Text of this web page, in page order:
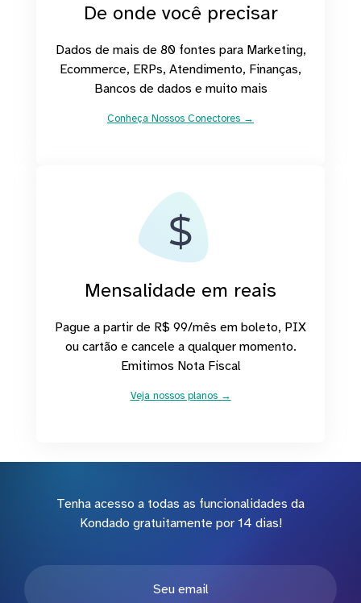
De onde você precisar
Dados de mais de 80 fontes para Marketing,
Ecommerce, ERPs, Atendimento, Finanças,
Bancos de dados e muito mais
Conheça Nossos Conectores →
Mensalidade em reais
Pague a partir de R$ 99/mês em boleto, PIX
ou cartão e cancele a qualquer momento.
Emitimos Nota Fiscal
Veja nossos planos →
Tenha acesso a todas as funcionalidades da
Kondado gratuitamente por 14 dias!